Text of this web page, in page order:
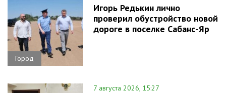
Город
Игорь Редькин лично
проверил обустройство новой
дороге в поселке Сабанс-Яр
7 августа 2026, 15:27